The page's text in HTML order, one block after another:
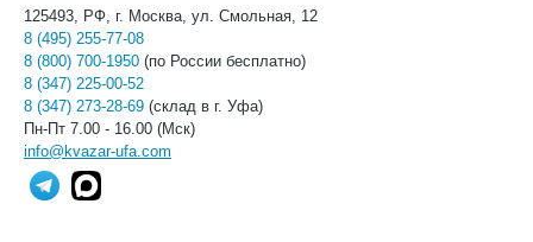
125493, РФ, г. Москва, ул. Смольная, 12
8 (495) 255-77-08
8 (800) 700-1950 (по России бесплатно)
8 (347) 225-00-52
8 (347) 273-28-69 (склад в г. Уфа)
Пн-Пт 7.00 - 16.00 (Мск)
info@kvazar-ufa.com